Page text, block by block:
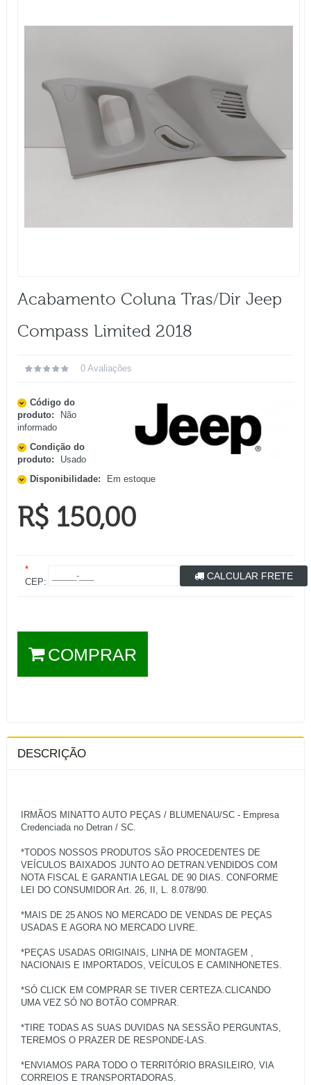
Acabamento Coluna Tras/dir Jeep
Compass Limited 2018
0 Avaliações
Código do
produto:
Não
informado
Condição do
produto:
Usado
Disponibilidade:
Em estoque
R$ 150,00
*
CEP:
CALCULAR FRETE
COMPRAR
DESCRIÇÃO
IRMÃOS MINATTO AUTO PEÇAS / BLUMENAU/SC - Empresa
Credenciada no Detran / SC.
*TODOS NOSSOS PRODUTOS SÃO PROCEDENTES DE
VEÍCULOS BAIXADOS JUNTO AO DETRAN.VENDIDOS COM
NOTA FISCAL E GARANTIA LEGAL DE 90 DIAS. CONFORME
LEI DO CONSUMIDOR Art. 26, II, L. 8.078/90.
*MAIS DE 25 ANOS NO MERCADO DE VENDAS DE PEÇAS
USADAS E AGORA NO MERCADO LIVRE.
*PEÇAS USADAS ORIGINAIS, LINHA DE MONTAGEM ,
NACIONAIS E IMPORTADOS, VEÍCULOS E CAMINHONETES.
*SÓ CLICK EM COMPRAR SE TIVER CERTEZA.CLICANDO
UMA VEZ SÓ NO BOTÃO COMPRAR.
*TIRE TODAS AS SUAS DUVIDAS NA SESSÃO PERGUNTAS,
TEREMOS O PRAZER DE RESPONDE-LAS.
*ENVIAMOS PARA TODO O TERRITÓRIO BRASILEIRO, VIA
CORREIOS E TRANSPORTADORAS.